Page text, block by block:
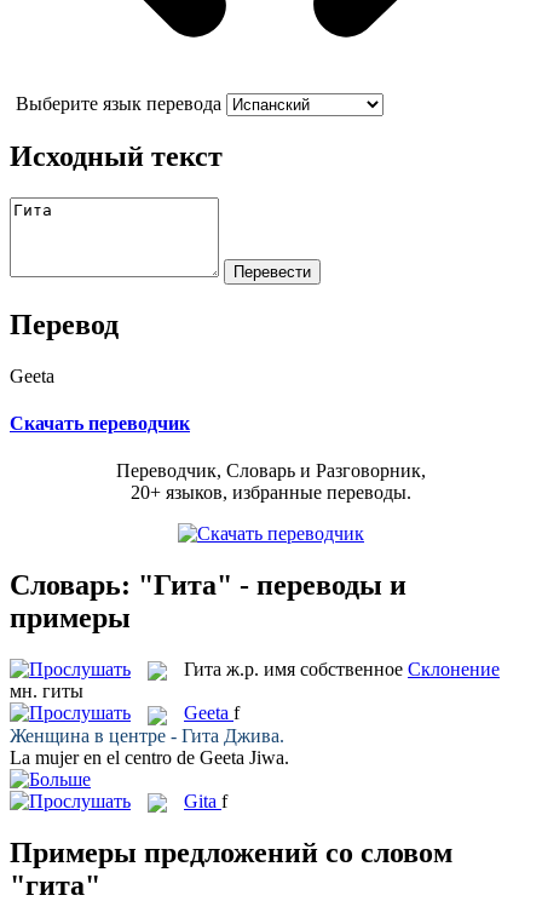
Выберите язык перевода
Исходный текст
Перевод
Geeta
Скачать переводчик
Переводчик, Словарь и Разговорник,
20+ языков, избранные переводы.
Словарь: "Гита" - переводы и
примеры
Гита ж.р. имя собственное Склонение
мн. гиты
Geeta f
Женщина в центре - Гита Джива.
La mujer en el centro de Geeta Jiwa.
Gita f
Примеры предложений со словом
"гита"